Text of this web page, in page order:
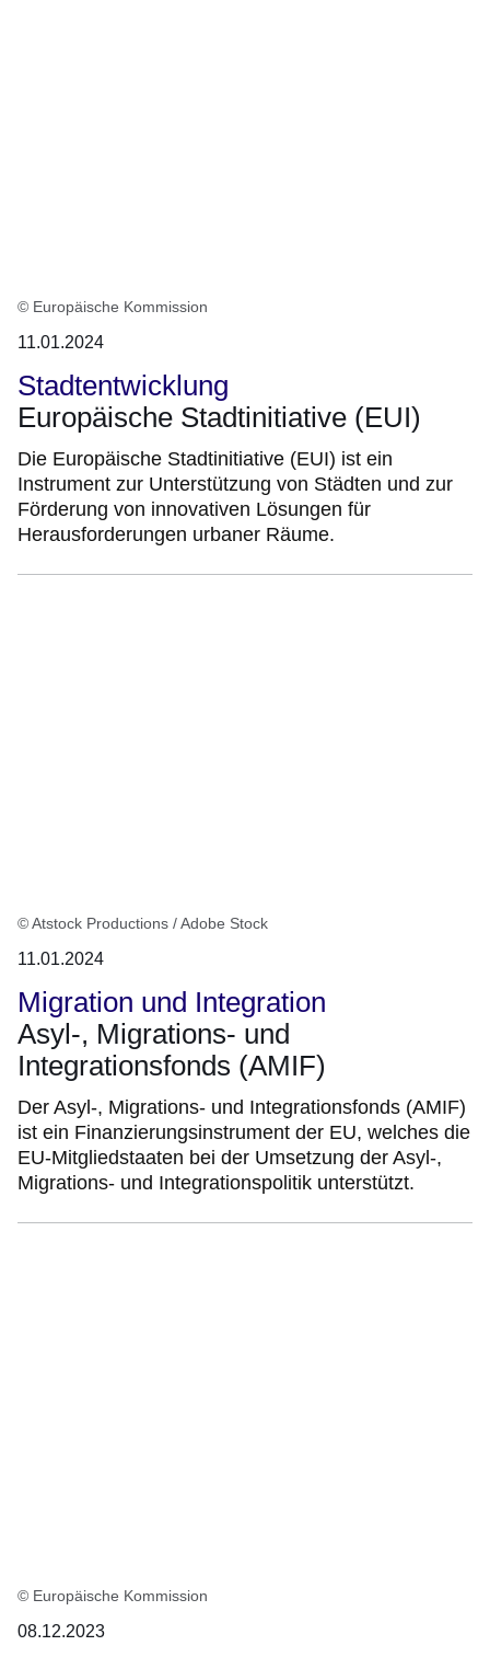
© Europäische Kommission
11.01.2024
Stadtentwicklung
Europäische Stadtinitiative (EUI)
Die Europäische Stadtinitiative (EUI) ist ein
Instrument zur Unterstützung von Städten und zur
Förderung von innovativen Lösungen für
Herausforderungen urbaner Räume.
© Atstock Productions / Adobe Stock
11.01.2024
Migration und Integration
Asyl-, Migrations- und
Integrationsfonds (AMIF)
Der Asyl-, Migrations- und Integrationsfonds (AMIF)
ist ein Finanzierungsinstrument der EU, welches die
EU-Mitgliedstaaten bei der Umsetzung der Asyl-,
Migrations- und Integrationspolitik unterstützt.
© Europäische Kommission
08.12.2023